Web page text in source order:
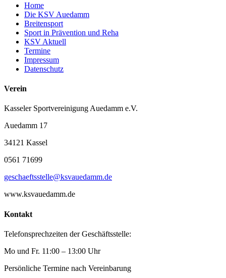
Home
Die KSV Auedamm
Breitensport
Sport in Prävention und Reha
KSV Aktuell
Termine
Impressum
Datenschutz
Verein
Kasseler Sportvereinigung Auedamm e.V.
Auedamm 17
34121 Kassel
0561 71699
geschaeftsstelle@ksvauedamm.de
www.ksvauedamm.de
Kontakt
Telefonsprechzeiten der Geschäftsstelle:
Mo und Fr. 11:00 – 13:00 Uhr
Persönliche Termine nach Vereinbarung